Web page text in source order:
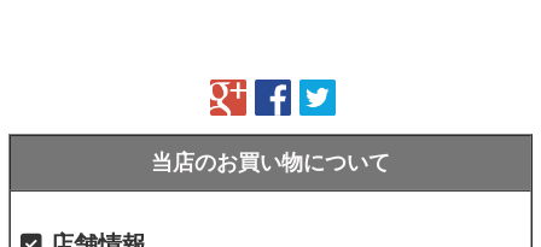
当店のお買い物について